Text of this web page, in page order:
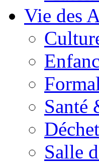
Vie des
Santé
Salle